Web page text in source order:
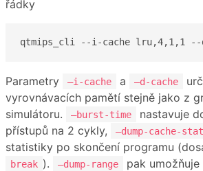
řádky
qtmips_cli --i-cache lru,4,1,1 --
Parametry –i-cache a –d-cache
vyrovnávacích pamětí stejně jako z
simulátoru.
–burst-time
nastavuje
přístupů na 2 cykly,
–dump-cache-
statistiky po skončení programu
break ). –dump-range
pak